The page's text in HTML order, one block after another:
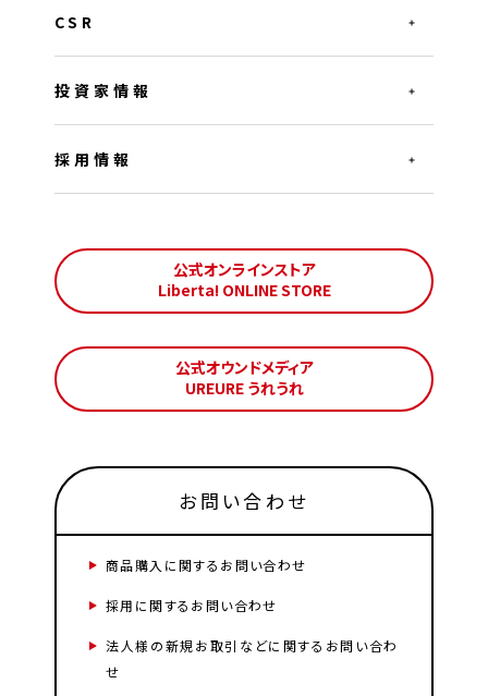
CSR
投資家情報
採用情報
公式オンラインストア
Liberta! ONLINE STORE
公式オウンドメディア
UREURE うれうれ
お問い合わせ
商品購入に関するお問い合わせ
採用に関するお問い合わせ
法人様の新規お取引などに関するお問い合わ
せ